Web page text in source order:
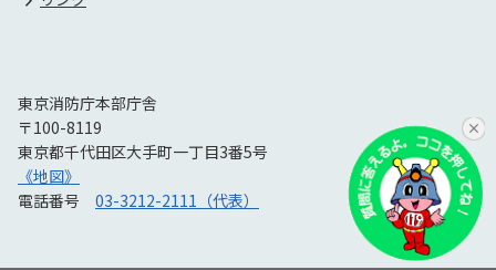
東京消防庁本部庁舎
〒100-8119
東京都千代田区大手町一丁目3番5号
《地図》
電話番号 03-3212-2111（代表）